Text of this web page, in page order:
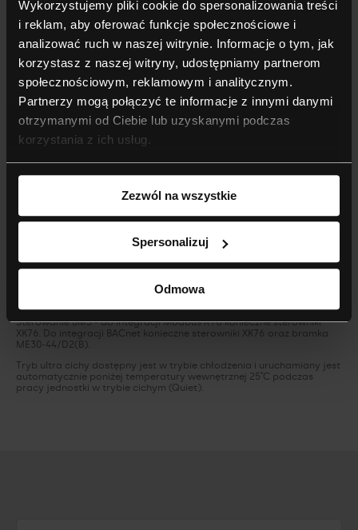
Wykorzystujemy pliki cookie do spersonalizowania treści
i reklam, aby oferować funkcje społecznościowe i
analizować ruch w naszej witrynie. Informacje o tym, jak
korzystasz z naszej witryny, udostępniamy partnerom
społecznościowym, reklamowym i analitycznym.
Partnerzy mogą połączyć te informacje z innymi danymi
otrzymanymi od Ciebie lub uzyskanymi podczas
korzystania z ich usług.
Zezwól na wszystkie
Spersonalizuj
Odmowa
Urządzenie umożliwiające inteligentną pracę w trybie
osuszania powietrza w pomieszczeniu.
Tryb pracy nocnej
Funkcja umożliwiająca automatyczne dostosowanie
hałasu do minimum.
Sterowanie BMS - do integracji Modbus RTU konieczne sterowniki
XK76. Do integracji BACnet konieczne sterowniki XK76 oraz bramka
ME30-44/D2(B).
Tryb ultra cichy dostępny jest w trybie chłodzenia i uruchamiany jest
automatycznie poniżej temperatury wewnętrznej 25˚C podczas
pracy jednostki w trybie cichym (Quiet).